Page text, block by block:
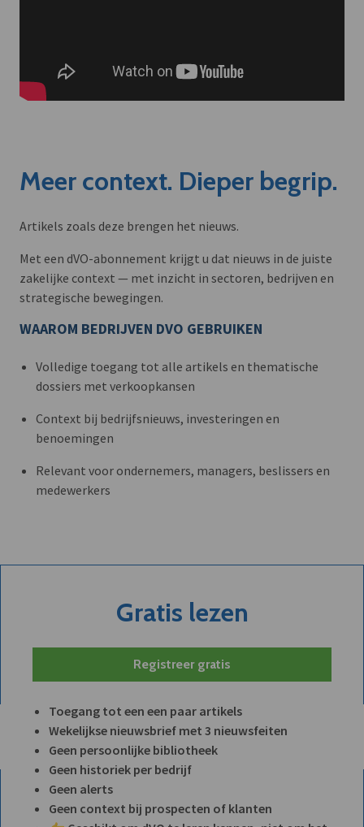
Meer context. Dieper begrip.
Artikels zoals deze brengen het nieuws.
Met een dVO-abonnement krijgt u dat nieuws in de juiste
zakelijke context — met inzicht in sectoren, bedrijven en
strategische bewegingen.
WAAROM BEDRIJVEN DVO GEBRUIKEN
Volledige toegang tot alle artikels en thematische
dossiers met verkoopkansen
Context bij bedrijfsnieuws, investeringen en
benoemingen
Relevant voor ondernemers, managers, beslissers en
medewerkers
Gratis lezen
Registreer gratis
Toegang tot een een paar artikels
Wekelijkse nieuwsbrief met 3 nieuwsfeiten
Geen persoonlijke bibliotheek
Geen historiek per bedrijf
Geen alerts
Geen context bij prospecten of klanten